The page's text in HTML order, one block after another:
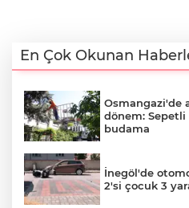
En Çok Okunan
Osmangazi'de
dönem:
budama
İnegöl'de
2'si çocuk 3